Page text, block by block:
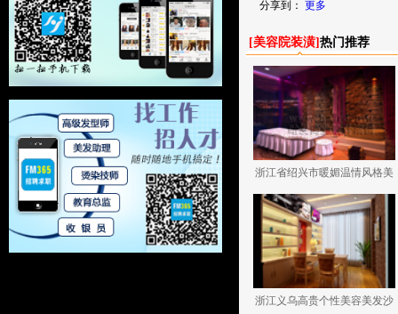
分享到： 更多
[美容院装潢] 热门推荐
浙江省绍兴市暖媚温情风格美
容院装修设计案例
浙江义乌高贵个性美容美发沙